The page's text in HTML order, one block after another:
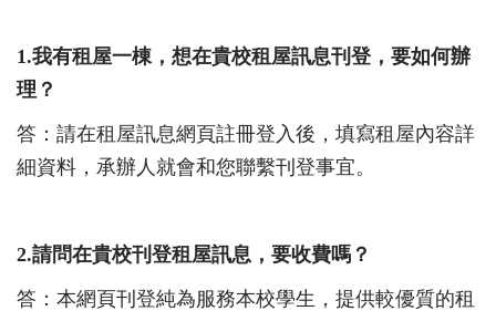
1.我有租屋一棟，想在貴校租屋訊息刊登，要如何辦
理？
答：請在租屋訊息網頁註冊登入後，填寫租屋內容詳
細資料，承辦人就會和您聯繫刊登事宜。
2.請問在貴校刊登租屋訊息，要收費嗎？
答：本網頁刊登純為服務本校學生，提供較優質的租